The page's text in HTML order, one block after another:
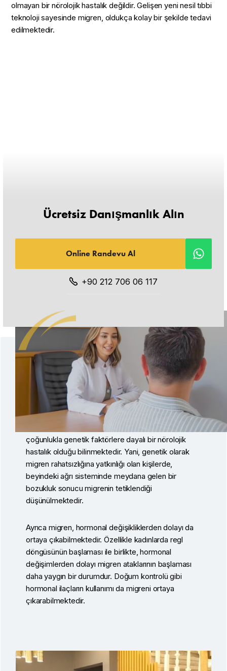
olmayan bir nörolojik hastalık değildir. Gelişen yeni nesil tıbbi
teknoloji sayesinde migren, oldukça kolay bir şekilde tedavi
edilmektedir.
Ücretsiz Danışmanlık Alın
Online Randevu Al
+90 212 706 06 117
Migren Nedenleri Nelerdir?
Migren hastalığının henüz kanıtlanmış olarak bir
nedeni bulunmamaktadır. Öte yandan migrenin
çoğunlukla genetik faktörlere dayalı bir nörolojik
hastalık olduğu bilinmektedir. Yani, genetik olarak
migren rahatsızlığına yatkınlığı olan kişilerde,
beyindeki ağrı sisteminde meydana gelen bir
bozukluk sonucu migrenin tetiklendiği
düşünülmektedir.
Ayrıca migren, hormonal değişikliklerden dolayı da
ortaya çıkabilmektedir. Özellikle kadınlarda regl
döngüsünün başlaması ile birlikte, hormonal
değişimlerden dolayı migren ataklarının başlaması
daha yaygın bir durumdur. Doğum kontrolü gibi
hormonal ilaçların kullanımı da migreni ortaya
çıkarabilmektedir.